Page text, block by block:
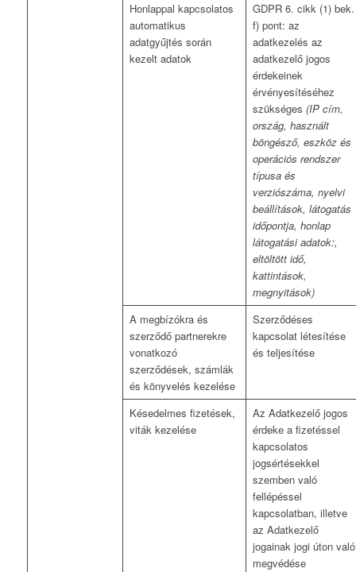
Honlappal kapcsolatos
automatikus
adatgyűjtés során
kezelt adatok
GDPR 6. cikk (1) bek.
f) pont: az
adatkezelés az
adatkezelő jogos
érdekeinek
érvényesítéséhez
szükséges (IP cím,
ország, használt
böngésző, eszköz és
operációs rendszer
típusa és
verziószáma, nyelvi
beállítások, látogatás
időpontja, honlap
látogatási adatok:,
eltöltött idő,
kattintások,
megnyitások)
A megbízókra és
szerződő partnerekre
vonatkozó
szerződések, számlák
és könyvelés kezelése
Szerződéses
kapcsolat létesítése
és teljesítése
Késedelmes fizetések,
viták kezelése
Az Adatkezelő jogos
érdeke a fizetéssel
kapcsolatos
jogsértésekkel
szemben való
fellépéssel
kapcsolatban, illetve
az Adatkezelő
jogainak jogi úton való
megvédése